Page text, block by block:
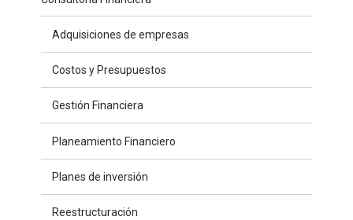
Adquisiciones de empresas
Costos y Presupuestos
Gestión Financiera
Planeamiento Financiero
Planes de inversión
Reestructuración